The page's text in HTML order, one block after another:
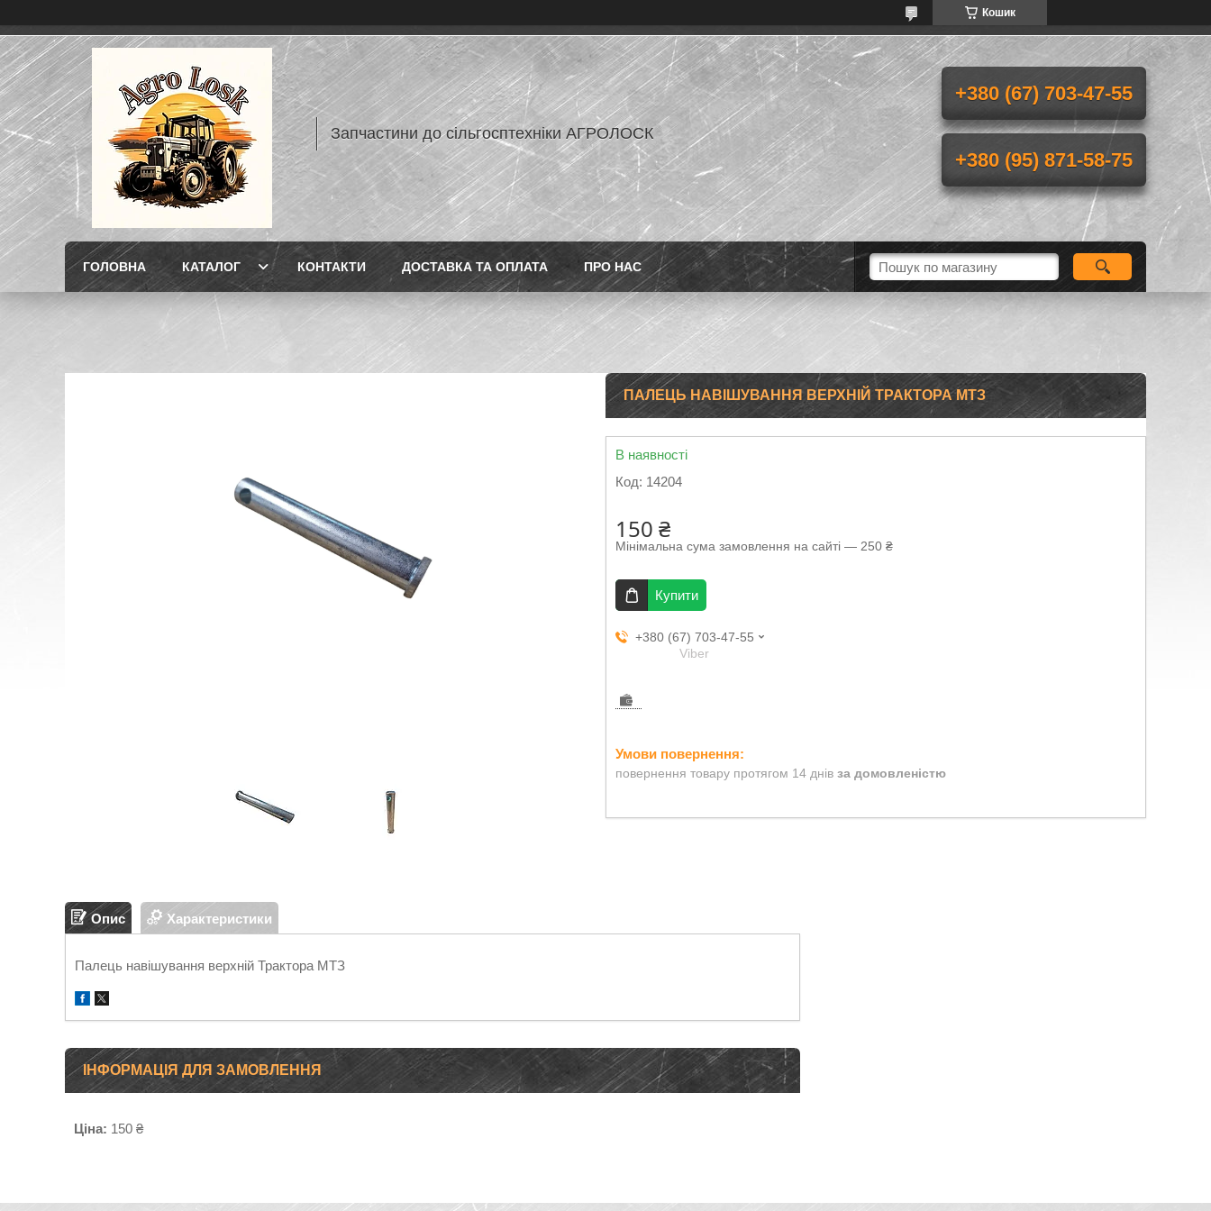
Кошик
Запчастини до сільгосптехніки АГРОЛОСК
+380 (67) 703-47-55
+380 (95) 871-58-75
ГОЛОВНА КАТАЛОГ КОНТАКТИ ДОСТАВКА ТА ОПЛАТА ПРО НАС
ПАЛЕЦЬ НАВІШУВАННЯ ВЕРХНІЙ ТРАКТОРА МТЗ
В наявності
Код: 14204
150 ₴
Мінімальна сума замовлення на сайті — 250 ₴
Купити
+380 (67) 703-47-55
Viber
повернення товару протягом 14 днів за домовленістю
Опис Характеристики
Палець навішування верхній Трактора МТЗ
ІНФОРМАЦІЯ ДЛЯ ЗАМОВЛЕННЯ
Ціна: 150 ₴